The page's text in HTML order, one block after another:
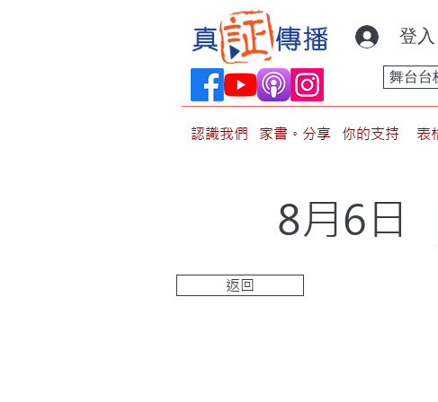
登入
舞台台
認識我們 家書。分享 你的支持 表
8月6日
返回